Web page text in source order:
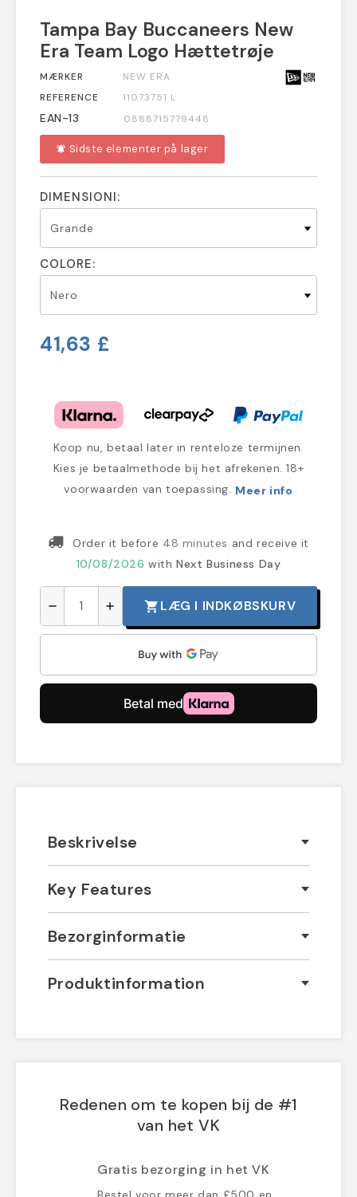
Tampa Bay Buccaneers New
Era Team Logo Hættetrøje
MÆRKER
NEW ERA
REFERENCE
11073751 L
EAN-13 0888715779448
notifications_active Sidste elementer på lager
DIMENSIONI:
COLORE:
41,63 £
Koop nu, betaal later in renteloze termijnen.
Kies je betaalmethode bij het afrekenen. 18+
voorwaarden van toepassing. Meer info
Order it before 48 minutes and receive it
10/08/2026 withNext Business Day
remove add shopping_cart LÆG I INDKØBSKURV
Beskrivelse
Key Features
Bezorginformatie
Produktinformation
Redenen om te kopen bij de #1
van het VK
Gratis bezorging in het VK